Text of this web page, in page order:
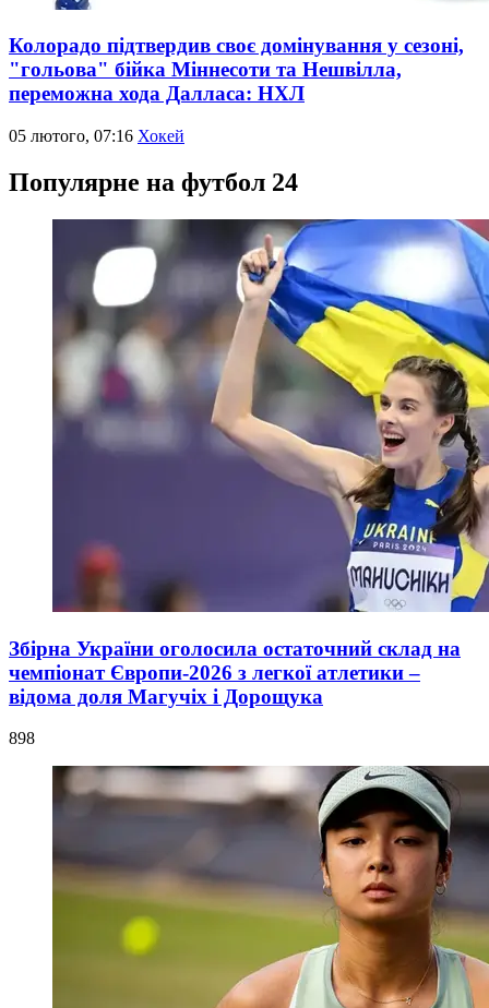
Колорадо підтвердив своє домінування у сезоні,
"гольова" бійка Міннесоти та Нешвілла,
переможна хода Далласа: НХЛ
05 лютого, 07:16 Хокей
Популярне на футбол 24
Збірна України оголосила остаточний склад на
чемпіонат Європи-2026 з легкої атлетики –
відома доля Магучіх і Дорощука
898